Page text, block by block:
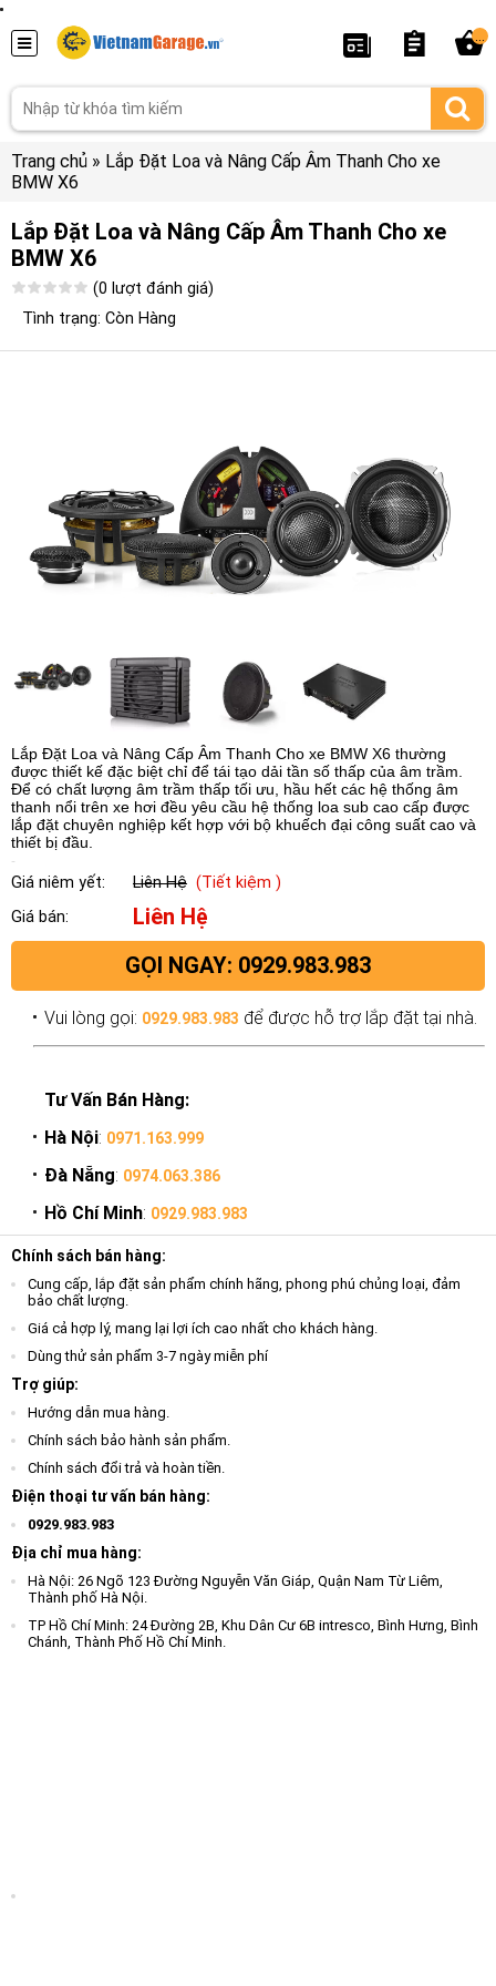
Trang chủ » Lắp Đặt Loa và Nâng Cấp Âm Thanh Cho xe
BMW X6
Lắp Đặt Loa và Nâng Cấp Âm Thanh Cho xe
BMW X6
(0 lượt đánh giá)
Tình trạng: Còn Hàng
Lắp Đặt Loa và Nâng Cấp Âm Thanh Cho xe BMW X6 thường
được thiết kế đặc biệt chỉ để tái tạo dải tần số thấp của âm trầm.
Để có chất lượng âm trầm thấp tối ưu, hầu hết các hệ thống âm
thanh nổi trên xe hơi đều yêu cầu hệ thống loa sub cao cấp được
lắp đặt chuyên nghiệp kết hợp với bộ khuếch đại công suất cao và
thiết bị đầu.
Giá niêm yết: Liên Hệ (Tiết kiệm )
Giá bán:
Liên Hệ
GỌI NGAY: 0929.983.983
Vui lòng gọi: 0929.983.983 để được hỗ trợ lắp đặt tại nhà.
Tư Vấn Bán Hàng:
Hà Nội: 0971.163.999
Đà Nẵng: 0974.063.386
Hồ Chí Minh: 0929.983.983
Chính sách bán hàng:
Cung cấp, lắp đặt sản phẩm chính hãng, phong phú chủng loại, đảm
bảo chất lượng.
Giá cả hợp lý, mang lại lợi ích cao nhất cho khách hàng.
Dùng thử sản phẩm 3-7 ngày miễn phí
Trợ giúp:
Hướng dẫn mua hàng.
Chính sách bảo hành sản phẩm.
Chính sách đổi trả và hoàn tiền.
Điện thoại tư vấn bán hàng:
0929.983.983
Địa chỉ mua hàng:
Hà Nội: 26 Ngõ 123 Đường Nguyễn Văn Giáp, Quận Nam Từ Liêm,
Thành phố Hà Nội.
TP Hồ Chí Minh: 24 Đường 2B, Khu Dân Cư 6B intresco, Bình Hưng, Bình
Chánh, Thành Phố Hồ Chí Minh.